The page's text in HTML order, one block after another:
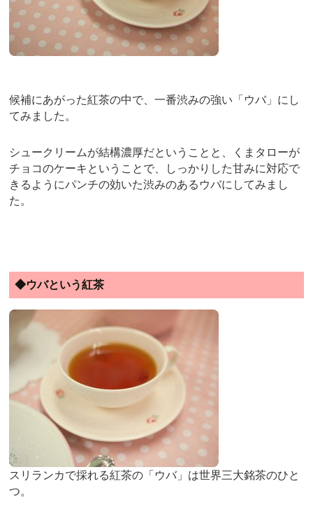
候補にあがった紅茶の中で、一番渋みの強い「ウバ」にし
てみました。
シュークリームが結構濃厚だということと、くまタローが
チョコのケーキということで、しっかりした甘みに対応で
きるようにパンチの効いた渋みのあるウバにしてみまし
た。
◆ウバという紅茶
スリランカで採れる紅茶の「ウバ」は世界三大銘茶のひと
つ。